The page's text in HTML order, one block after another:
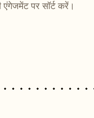
पर सॉर्ट करें।